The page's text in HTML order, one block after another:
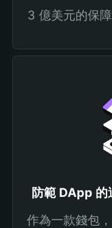
3 億美元的保
防範 DApp 的
作為一款錢包